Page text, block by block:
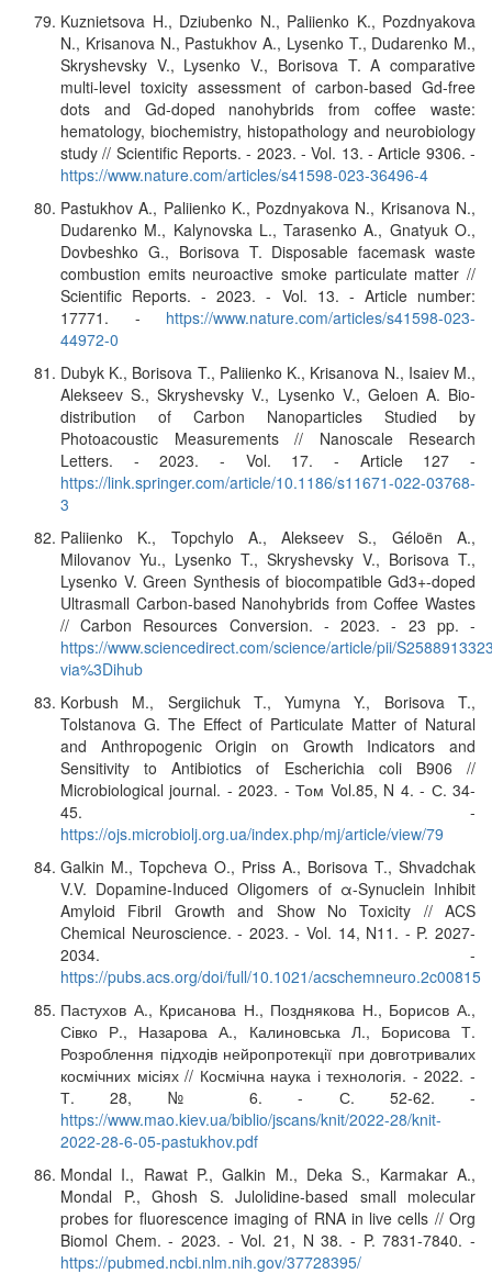
Kuznietsova H., Dziubenko N., Paliienko K., Pozdnyakova
N., Krisanova N., Pastukhov A., Lysenko T., Dudarenko M.,
Skryshevsky V., Lysenko V., Borisova T. A comparative
multi-level toxicity assessment of carbon-based Gd-free
dots and Gd-doped nanohybrids from coffee waste:
hematology, biochemistry, histopathology and neurobiology
study // Scientific Reports. - 2023. - Vol. 13. - Article 9306. -
https://www.nature.com/articles/s41598-023-36496-4
Pastukhov A., Paliienko K., Pozdnyakova N., Krisanova N.,
Dudarenko M., Kalynovska L., Tarasenko A., Gnatyuk O.,
Dovbeshko G., Borisova T. Disposable facemask waste
combustion emits neuroactive smoke particulate matter //
Scientific Reports. - 2023. - Vol. 13. - Article number:
17771. - https://www.nature.com/articles/s41598-023-
44972-0
Dubyk K., Borisova T., Paliienko K., Krisanova N., Isaiev M.,
Alekseev S., Skryshevsky V., Lysenko V., Geloen A. Bio-
distribution of Carbon Nanoparticles Studied by
Photoacoustic Measurements // Nanoscale Research
Letters. - 2023. - Vol. 17. - Article 127 -
https://link.springer.com/article/10.1186/s11671-022-03768-
3
Paliienko K., Topchylo A., Alekseev S., Géloën A.,
Milovanov Yu., Lysenko T., Skryshevsky V., Borisova T.,
Lysenko V. Green Synthesis of biocompatible Gd3+-doped
Ultrasmall Carbon-based Nanohybrids from Coffee Wastes
// Carbon Resources Conversion. - 2023. - 23 pp. -
https://www.sciencedirect.com/science/article/pii/
via%3Dihub
Korbush M., Sergiichuk T., Yumyna Y., Borisova T.,
Tolstanova G. The Effect of Particulate Matter of Natural
and Anthropogenic Origin on Growth Indicators and
Sensitivity to Antibiotics of Escherichia coli B906 //
Microbiological journal. - 2023. - Том Vol.85, N 4. - С. 34-
45. -
https://ojs.microbiolj.org.ua/index.php/mj/article/view/79
Galkin M., Topcheva O., Priss A., Borisova T., Shvadchak
V.V. Dopamine-Induced Oligomers of α-Synuclein Inhibit
Amyloid Fibril Growth and Show No Toxicity // ACS
Chemical Neuroscience. - 2023. - Vol. 14, N11. - P. 2027-
2034. -
https://pubs.acs.org/doi/full/10.1021/acschemneuro.2c00815
Пастухов А., Крисанова Н., Позднякова Н., Борисов А.,
Сівко Р., Назарова А., Калиновська Л., Борисова Т.
Розроблення підходів нейропротекції при довготривалих
космічних місіях // Космічна наука і технологія. - 2022. -
Т. 28, № 6. - С. 52-62. -
https://www.mao.kiev.ua/biblio/jscans/knit/2022-28/knit-
2022-28-6-05-pastukhov.pdf
Mondal I., Rawat P., Galkin M., Deka S., Karmakar A.,
Mondal P., Ghosh S. Julolidine-based small molecular
probes for fluorescence imaging of RNA in live cells // Org
Biomol Chem. - 2023. - Vol. 21, N 38. - P. 7831-7840. -
https://pubmed.ncbi.nlm.nih.gov/37728395/